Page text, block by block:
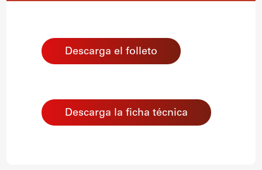
Descarga el folleto
Descarga la ficha técnica